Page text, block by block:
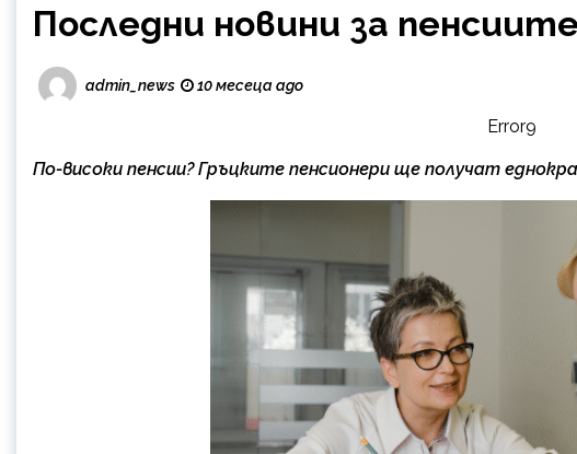
Последни новини за пенсиите
admin_news 10 месеца ago
Error9
По-високи пенсии? Гръцките пенсионери ще получат